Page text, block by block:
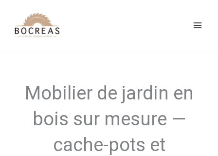
contenu
Mobilier de jardin en
bois sur mesure —
cache-pots et